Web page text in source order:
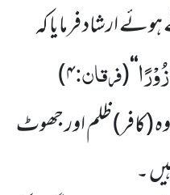
ارشاد فرمایا کہ
‘‘
(فرقان:۴)
(کافر)ظلم اور جھوٹ
۔